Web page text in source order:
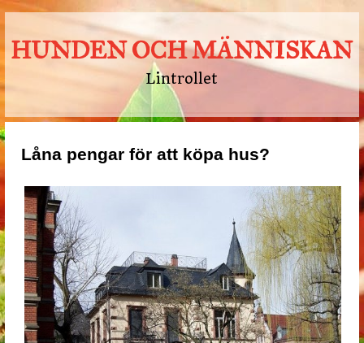
HUNDEN OCH MÄNNISKAN
Lintrollet
Låna pengar för att köpa hus?